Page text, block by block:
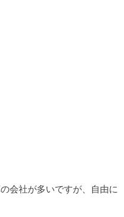
会社が多いですが、自由に